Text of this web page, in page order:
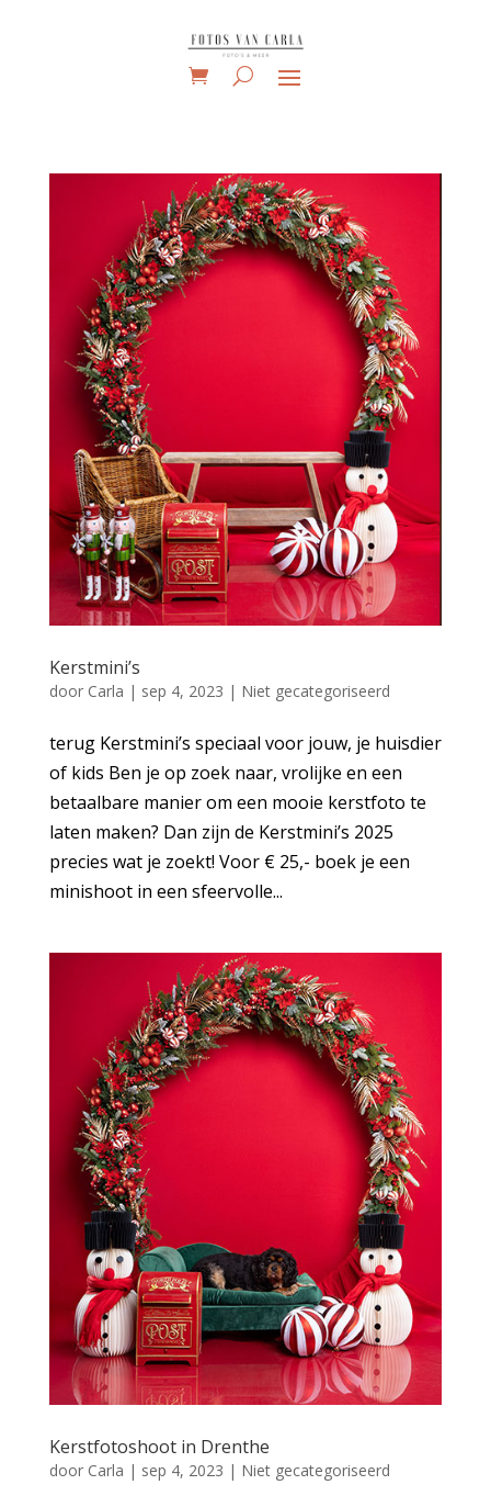
Kerstmini’s
door Carla | sep 4, 2023 | Niet gecategoriseerd
terug Kerstmini’s speciaal voor jouw, je huisdier
of kids Ben je op zoek naar, vrolijke en een
betaalbare manier om een mooie kerstfoto te
laten maken? Dan zijn de Kerstmini’s 2025
precies wat je zoekt! Voor € 25,- boek je een
minishoot in een sfeervolle...
Kerstfotoshoot in Drenthe
door Carla | sep 4, 2023 | Niet gecategoriseerd